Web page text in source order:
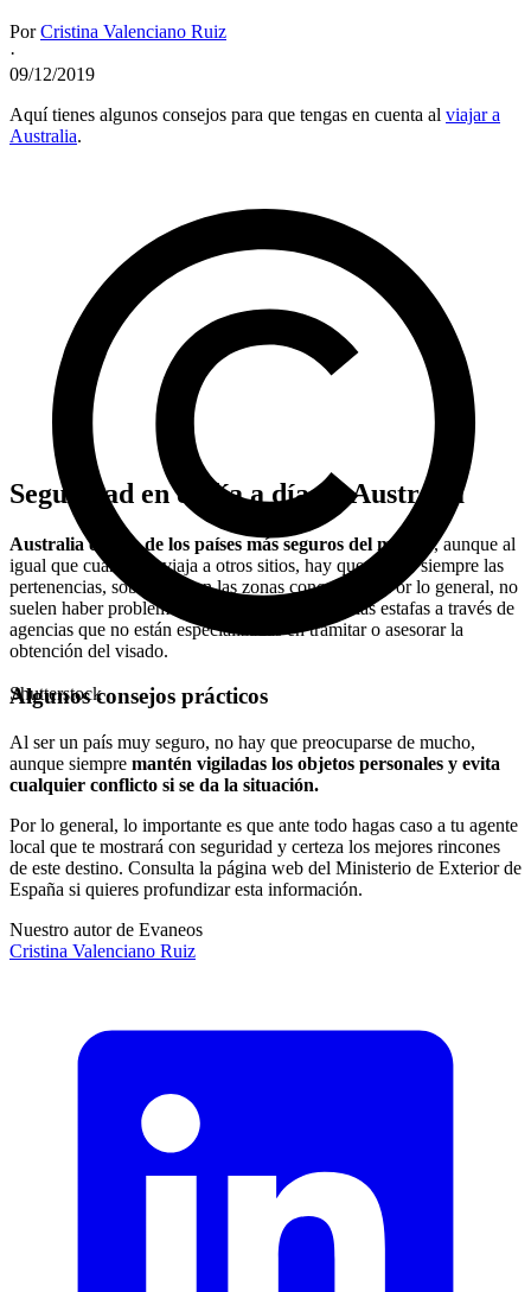
PorCristina Valenciano Ruiz
·
09/12/2019
Aquí tienes algunos consejos para que tengas en cuenta al viajar a
Australia.
Shutterstock
Seguridad en el día a día en Australia
Australia es uno de los países más seguros del mundo , aunque al
igual que cuando se viaja a otros sitios, hay que vigilar siempre las
pertenencias, sobre todo en las zonas concurridas. Por lo general, no
suelen haber problemas, pero algo común son las estafas a través de
agencias que no están especializadas en tramitar o asesorar la
obtención del visado.
Algunos consejos prácticos
Al ser un país muy seguro, no hay que preocuparse de mucho,
aunque siempre mantén vigiladas los objetos personales y evita
cualquier conflicto si se da la situación.
Por lo general, lo importante es que ante todo hagas caso a tu agente
local que te mostrará con seguridad y certeza los mejores rincones
de este destino. Consulta la página web del Ministerio de Exterior de
España si quieres profundizar esta información.
Nuestro autor de Evaneos
Cristina Valenciano Ruiz